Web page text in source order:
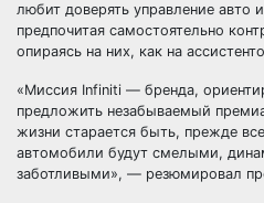
любит доверять управление авто
предпочитая самостоятельно
опираясь на них, как на
«Миссия Infiniti — бренда,
предложить незабываемый
жизни старается быть, прежде
автомобили будут смелыми,
заботливыми», — резюмировал